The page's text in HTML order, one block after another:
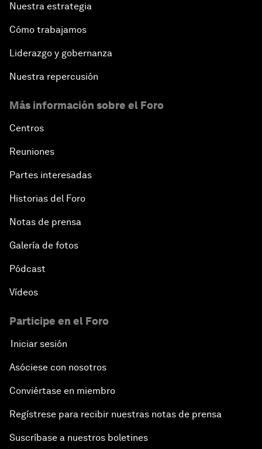
Nuestra estrategia
Cómo trabajamos
Liderazgo y gobernanza
Nuestra repercusión
Más información sobre el Foro
Centros
Reuniones
Partes interesadas
Historias del Foro
Notas de prensa
Galería de fotos
Pódcast
Vídeos
Participe en el Foro
Iniciar sesión
Asóciese con nosotros
Conviértase en miembro
Regístrese para recibir nuestras notas de prensa
Suscríbase a nuestros boletines